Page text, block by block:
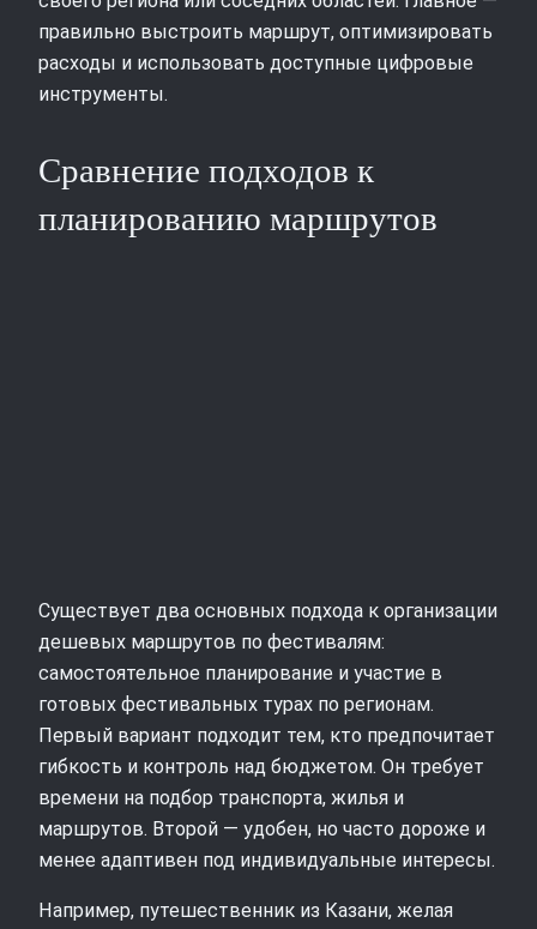
правильно выстроить маршрут, оптимизировать
расходы и использовать доступные цифровые
инструменты.
Сравнение подходов к
планированию маршрутов
Существует два основных подхода к организации
дешевых маршрутов по фестивалям:
самостоятельное планирование и участие в
готовых фестивальных турах по регионам.
Первый вариант подходит тем, кто предпочитает
гибкость и контроль над бюджетом. Он требует
времени на подбор транспорта, жилья и
маршрутов. Второй — удобен, но часто дороже и
менее адаптивен под индивидуальные интересы.
Например, путешественник из Казани, желая